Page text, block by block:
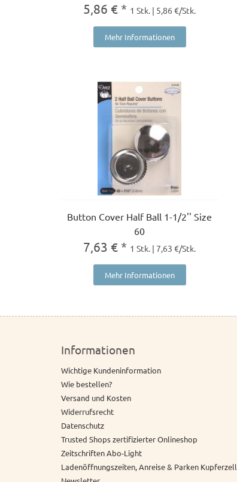
5,86 € * 1 Stk. | 5,86 €/Stk.
Mehr Informationen
Button Cover Half Ball 1-1/2'' Size
60
7,63 € * 1 Stk. | 7,63 €/Stk.
Mehr Informationen
Informationen
Wichtige Kundeninformation
Wie bestellen?
Versand und Kosten
Widerrufsrecht
Datenschutz
Trusted Shops zertifizierter Onlineshop
Zeitschriften Abo-Light
Ladenöffnungszeiten, Anreise & Parken Kupferzell